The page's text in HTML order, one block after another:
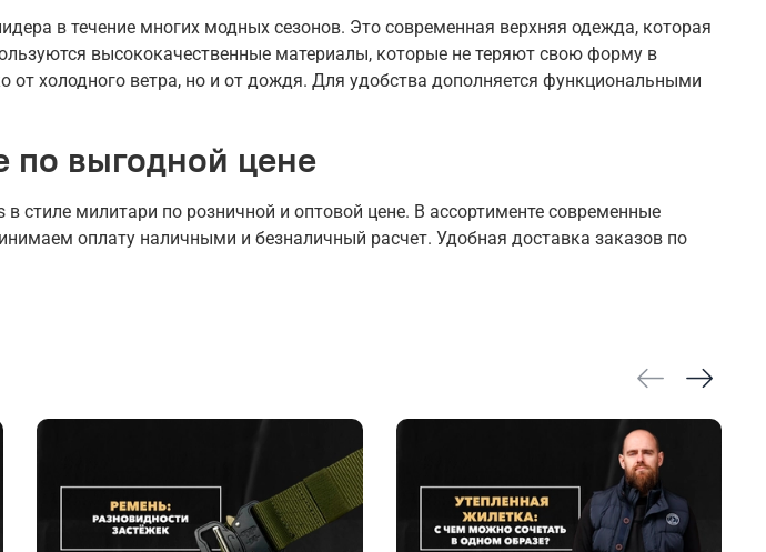
в течение многих модных сезонов. Это современная верхняя одежда, которая
высококачественные материалы, которые не теряют свою форму в
холодного ветра, но и от дождя. Для удобства дополняется функциональными
по выгодной цене
милитари по розничной и оптовой цене. В ассортименте современные
оплату наличными и безналичный расчет. Удобная доставка заказов по